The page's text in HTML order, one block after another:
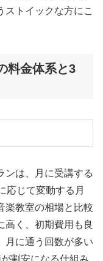
ストイックな方にこ
料金体系と3
ンは、月に受講する
応じて変動する月
楽教室の相場と比較
高く、初期費用も良
月に通う回数が多い